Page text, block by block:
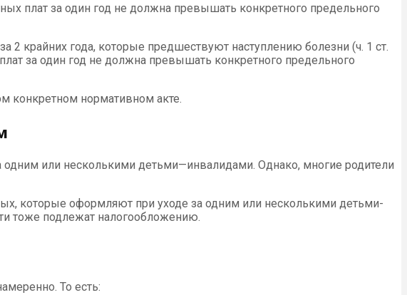
плат за один год не должна превышать конкретного предельного
крайних года, которые предшествуют наступлению болезни (ч. 1 ст.
за один год не должна превышать конкретного предельного
конкретном нормативном акте.
или несколькими детьми—инвалидами. Однако, многие родители
которые оформляют при уходе за одним или несколькими детьми-
тоже подлежат налогообложению.
То есть: